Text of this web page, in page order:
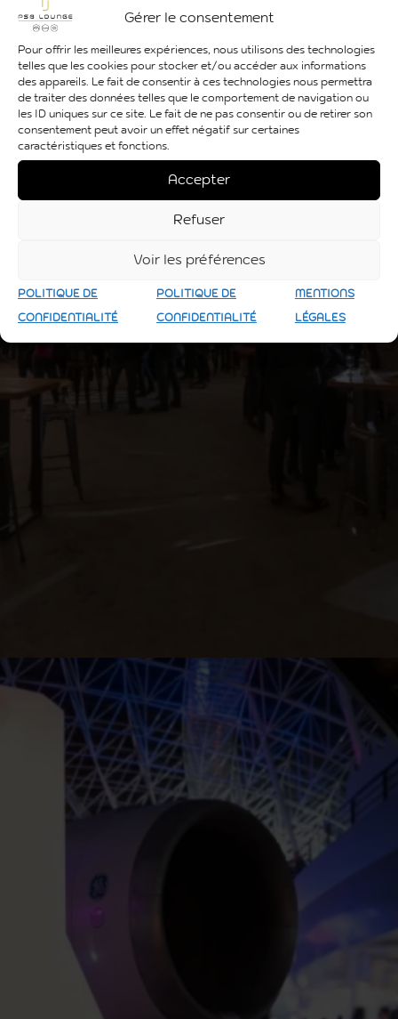
Gérer le consentement
Pour offrir les meilleures expériences, nous utilisons des technologies
telles que les cookies pour stocker et/ou accéder aux informations
des appareils. Le fait de consentir à ces technologies nous permettra
de traiter des données telles que le comportement de navigation ou
les ID uniques sur ce site. Le fait de ne pas consentir ou de retirer son
consentement peut avoir un effet négatif sur certaines
caractéristiques et fonctions.
Accepter
Refuser
Voir les préférences
POLITIQUE DE
CONFIDENTIALITÉ
POLITIQUE DE
CONFIDENTIALITÉ
MENTIONS
LÉGALES